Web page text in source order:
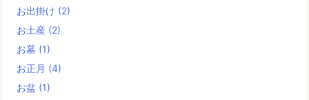
お出掛け (2)
お土産 (2)
お墓 (1)
お正月 (4)
お盆 (1)